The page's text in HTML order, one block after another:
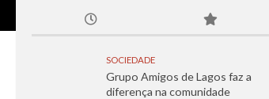
SOCIEDADE
Grupo Amigos de Lagos faz a
diferença na comunidade